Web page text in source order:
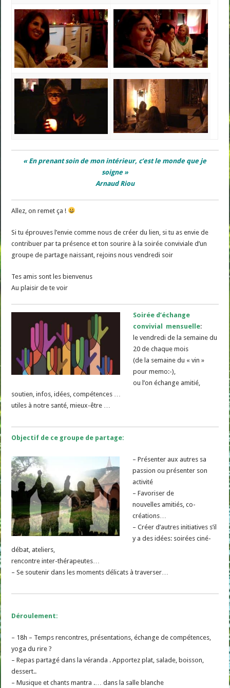
« En prenant soin de mon intérieur, c’est le monde que je
soigne »
Arnaud Riou
Allez, on remet ça !
Si tu éprouves l’envie comme nous de créer du lien, si tu as envie de
contribuer par ta présence et ton sourire à la soirée conviviale d’un
groupe de partage naissant, rejoins nous vendredi soir
Tes amis sont les bienvenus
Au plaisir de te voir
Soirée d’échange
convivial mensuelle:
le vendredi de la semaine du
20 de chaque mois
(de la semaine du « vin »
pour memo:-),
ou l’on échange amitié,
soutien, infos, idées, compétences …
utiles à notre santé, mieux-être …
Objectif de ce groupe de partage:
– Présenter aux autres sa
passion ou présenter son
activité
– Favoriser de
nouvelles amitiés, co-
créations…
– Créer d’autres initiatives s’il
y a des idées: soirées ciné-
débat, ateliers,
rencontre inter-thérapeutes…
– Se soutenir dans les moments délicats à traverser…
Déroulement:
– 18h – Temps rencontres, présentations, échange de compétences,
yoga du rire ?
– Repas partagé dans la véranda . Apportez plat, salade, boisson,
dessert..
– Musique et chants mantra .… dans la salle blanche